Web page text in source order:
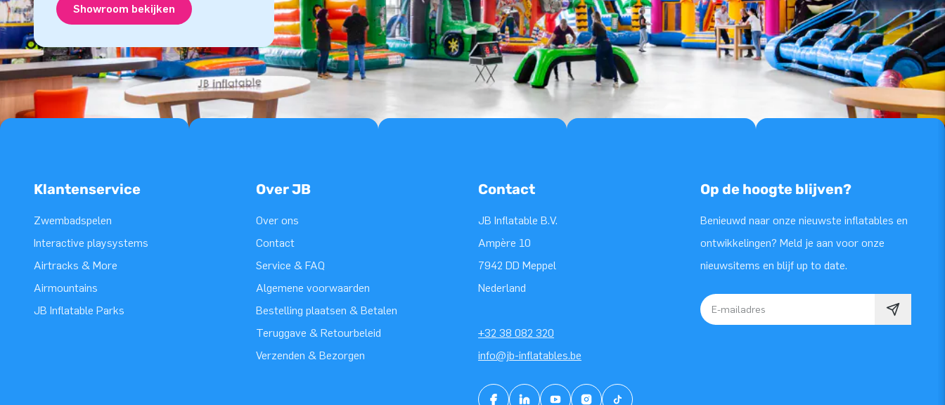
Showroom bekijken
Klantenservice
Zwembadspelen
Interactive playsystems
Airtracks & More
Airmountains
JB Inflatable Parks
Over JB
Over ons
Contact
Service & FAQ
Algemene voorwaarden
Bestelling plaatsen & Betalen
Teruggave & Retourbeleid
Verzenden & Bezorgen
Contact
JB Inflatable B.V.
Ampère 10
7942 DD Meppel
Nederland
+32 38 082 320
info@jb-inflatables.be
Op de hoogte blijven?
Benieuwd naar onze nieuwste inflatables en
ontwikkelingen? Meld je aan voor onze
nieuwsitems en blijf up to date.
E-mailadres